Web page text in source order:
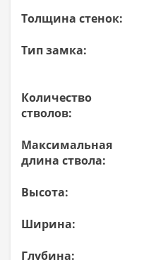
Толщина стенок:
Тип замка:
Количество
стволов:
Максимальная
длина ствола:
Высота:
Ширина:
Глубина: